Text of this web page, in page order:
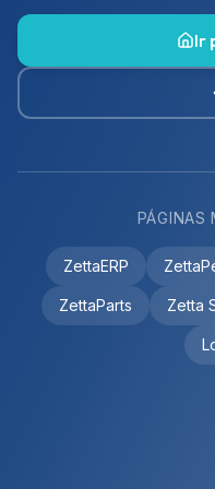
Ir
PÁGINAS
ZettaERP
ZettaParts Zetta